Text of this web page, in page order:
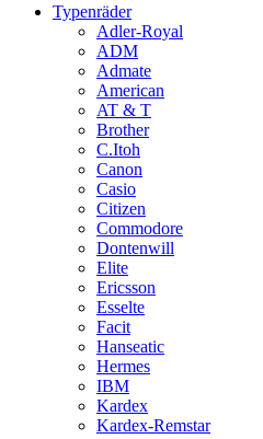
Typenräder
Adler-Royal
ADM
Admate
American
AT & T
Brother
C.Itoh
Canon
Casio
Citizen
Commodore
Dontenwill
Elite
Ericsson
Esselte
Facit
Hanseatic
Hermes
IBM
Kardex
Kardex-Remstar